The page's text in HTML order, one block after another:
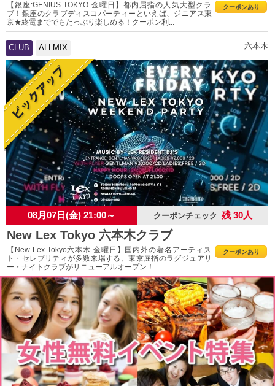
クーポンあり
【銀座:GENIUS TOKYO 金曜日】都内屈指の人気大型クラ
ブ！銀座のクラブディスコパーティーといえば、ジニアス東
京★終電まででもたっぷり楽しめる！クーポン利...
CLUB ALLMIX 六本木
08月07日(金) 21:00～ クーポンチェック 残 30人
New Lex Tokyo 六本木クラブ
クーポンあり
【New Lex Tokyo六本木 金曜日】国内外の著名アーティス
ト・セレブリティが多数来場する、東京屈指のラグジュアリ
ー・ナイトクラブがリニューアルオープン！